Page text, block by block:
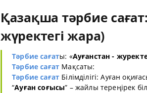
Қазақша тәрбие
жүректегі жара)
Тәрбие сағаты: «Ауғанстан -
Тәрбие сағат Мақсаты:
Тәрбие сағат Білімділігі: Ауған
“Ауған соғысы” – жайлы тереңірек